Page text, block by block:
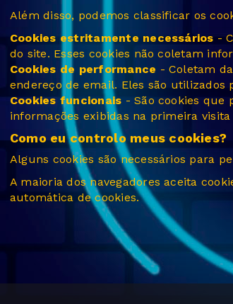
Além disso, podemos classificar os
Cookies estritamente necessários-
do site. Esses cookies não coletam
Cookies de performance - Coletam
endereço de email. Eles são
Cookies funcionais - São cookies
informações exibidas na primeira
Como eu controlo meus cookies?
Alguns cookies são necessários para
A maioria dos navegadores aceita
automática de cookies.